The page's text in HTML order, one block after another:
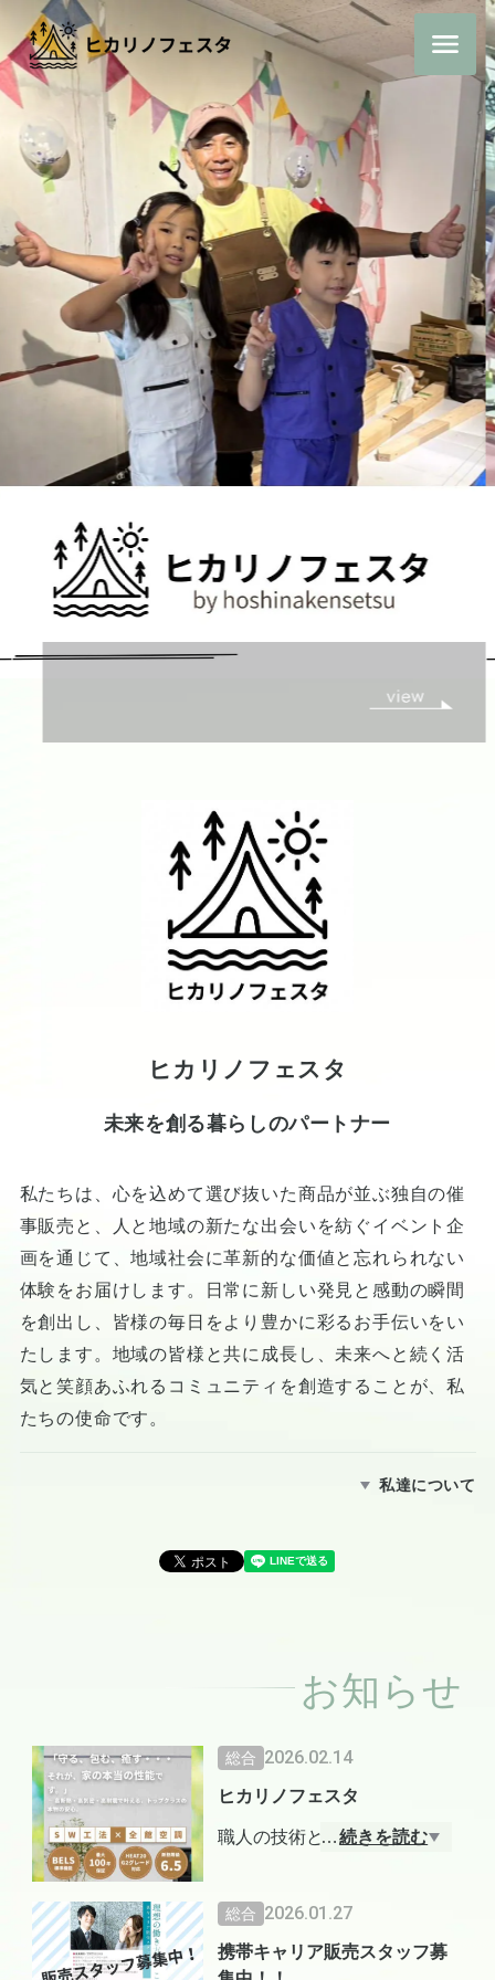
ヒカリノフェスタ
未来を創る暮らしのパートナー
私たちは、心を込めて選び抜いた商品が並ぶ独自の催
事販売と、人と地域の新たな出会いを紡ぐイベント企
画を通じて、地域社会に革新的な価値と忘れられない
体験をお届けします。日常に新しい発見と感動の瞬間
を創出し、皆様の毎日をより豊かに彩るお手伝いをい
たします。地域の皆様と共に成長し、未来へと続く活
気と笑顔あふれるコミュニティを創造することが、私
たちの使命です。
私達について
お知らせ
総合 2026.02.14
ヒカリノフェスタ
職人の技術と現代の最新技術
を建てるだけではなく、お客
様が安心して暮らせる快適な
…続きを読む
総合 2026.01.27
携帯キャリア販売スタッフ募